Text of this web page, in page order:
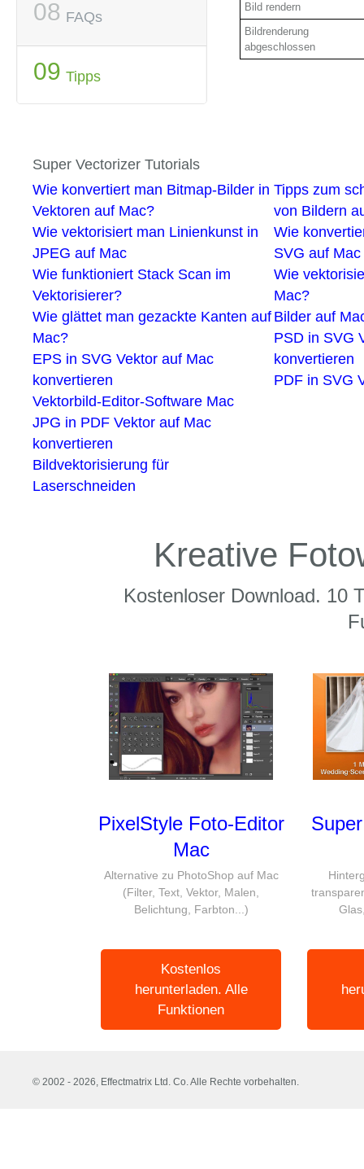
FAQs
Tipps
Bild rendern
Bildrenderung
abgeschlossen
Super Vectorizer Tutorials
Wie konvertiert man Bitmap-Bilder in
Vektoren auf Mac?
Wie vektorisiert man Linienkunst in
JPEG auf Mac
Wie funktioniert Stack Scan im
Vektorisierer?
Wie glättet man gezackte Kanten auf
Mac?
EPS in SVG Vektor auf Mac
konvertieren
Vektorbild-Editor-Software Mac
JPG in PDF Vektor auf Mac
konvertieren
Bildvektorisierung für
Laserschneiden
Tipps zum
von Bildern
Wie
SVG auf Mac
Wie
Mac?
Bilder auf
PSD in SVG
konvertieren
PDF in SVG
Kreative
Kostenloser Download. 10
PixelStyle Foto-Editor
Mac
Alternative zu PhotoShop auf Mac
(Filter, Text, Vektor, Malen,
Belichtung, Farbton...)
Kostenlos
herunterladen. Alle
Funktionen
© 2002 - 2026, Effectmatrix Ltd. Co.Alle Rechte vorbehalten.